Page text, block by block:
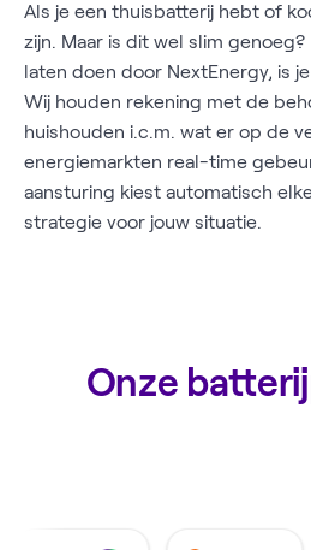
Als je een thuisbatterij hebt of
zijn. Maar is dit wel slim
laten doen door NextEnergy, is
Wij houden rekening met de
huishouden i.c.m. wat er op de
energiemarkten real-time
aansturing kiest automatisch
strategie voor jouw situatie.
Onze